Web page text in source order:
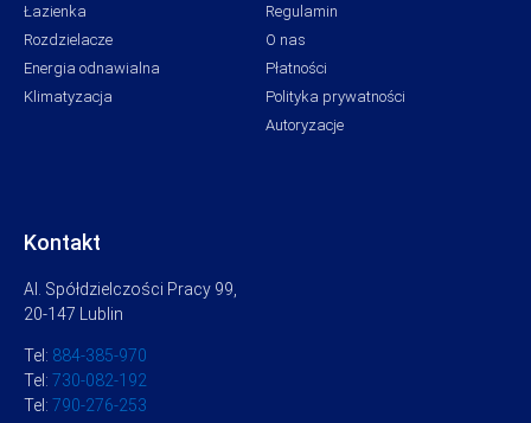
Łazienka
Rozdzielacze
Energia odnawialna
Klimatyzacja
Regulamin
O nas
Płatności
Polityka prywatności
Autoryzacje
Kontakt
Al. Spółdzielczości Pracy 99,
20-147 Lublin
Tel: 884-385-970
Tel: 730-082-192
Tel: 790-276-253